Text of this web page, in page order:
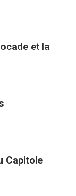
et la
Capitole